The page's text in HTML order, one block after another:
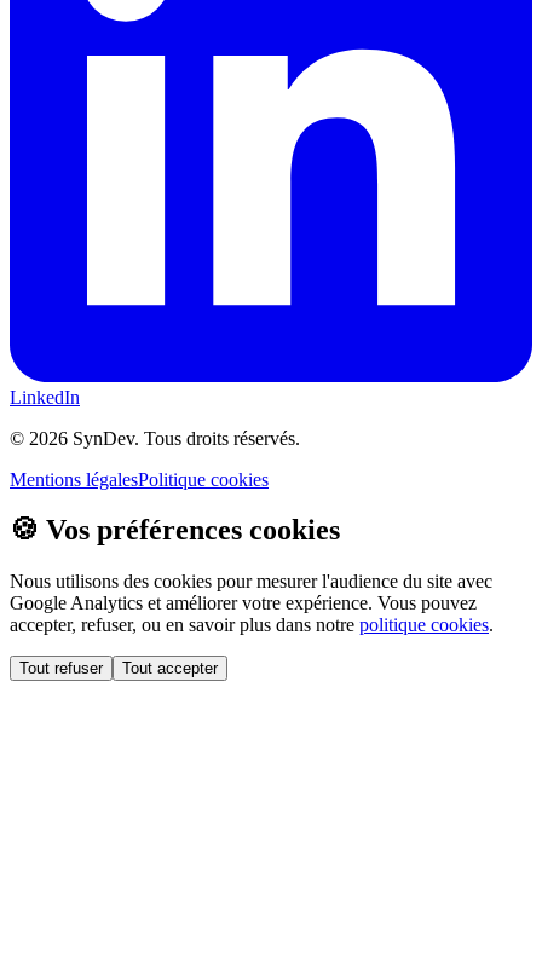
LinkedIn
© 2026 SynDev. Tous droits réservés.
Mentions légalesPolitique cookies
🍪 Vos préférences cookies
Nous utilisons des cookies pour mesurer l'audience du site avec
Google Analytics et améliorer votre expérience. Vous pouvez
accepter, refuser, ou en savoir plus dans notre politique cookies.
Tout refuser Tout accepter